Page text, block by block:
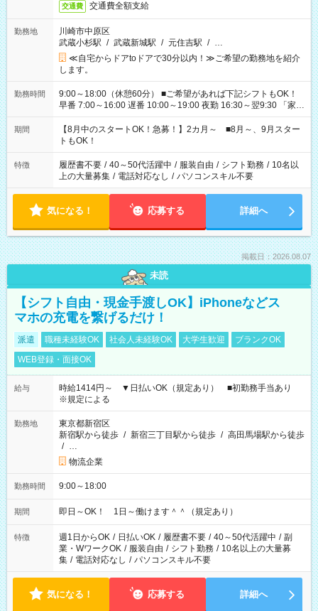
交通費 交通費全額支給
勤務地
川崎市中原区
武蔵小杉駅 / 武蔵新城駅 / 元住吉駅 / …
≪自宅からドアtoドアで30分以内！≫ご希望の勤務地を紹介
します。
勤務時間
9:00～18:00（休憩60分） ■ご希望があれば下記シフトもOK！
早番 7:00～16:00 遅番 10:00～19:00 夜勤 16:30～翌9:30 「家族
と休みを合わせたい」 「余裕を持って夕飯の準備がしたい」
「できれば残業はしたくない」 など、ご希望を教えてください
ね。 ※Wワーク希望の方へ 今ご覧のお仕事で希望する勤務時間
と、もう1つのお仕事の勤務時間。 合計で週40時間を超える場
合は応募できません。
期間
【8月中のスタートOK！急募！】2カ月～ ■8月～、9月スター
トもOK！
特徴 履歴書不要 / 40～50代活躍中 / 服装自由 / シフト勤務 / 10名以
上の大量募集 / 電話対応なし / パソコンスキル不要
気になる！ 応募する 詳細へ
掲載日：2026.08.07
未読
【シフト自由・現金手渡しOK】iPhoneなどス
マホの充電を繋げるだけ！
派遣 職種未経験OK 社会人未経験OK 大学生歓迎
ブランクOK
WEB登録・面接OK
給与
時給1414円～ ▼日払いOK（規定あり） ■初勤務手当あり
※規定による
勤務地
東京都新宿区
新宿駅から徒歩 / 新宿三丁目駅から徒歩 / 高田馬場駅から徒歩
/ …
物流企業
勤務時間 9:00～18:00
期間 即日～OK！ 1日～働けます＾＾（規定あり）
特徴 週1日からOK / 日払いOK / 履歴書不要 / 40～50代活躍中 / 副
業・WワークOK / 服装自由 / シフト勤務 / 10名以上の大量募
集 / 電話対応なし / パソコンスキル不要
気になる！ 応募する 詳細へ